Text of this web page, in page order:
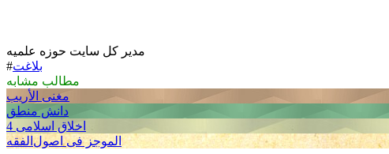
مدیر کل سایت حوزه علمیه
#بلاغت
مطالب مشابه
مغنی الأریب
دانش منطق
اخلاق اسلامی 4
الموجز فی اصول‌الفقه